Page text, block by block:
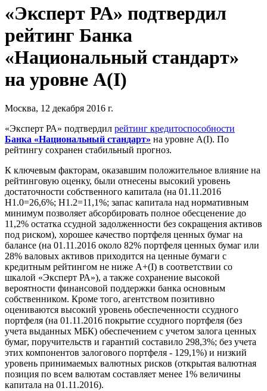
«Эксперт РА» подтвердил
рейтинг Банка
«Национальный стандарт»
на уровне A(I)
Москва, 12 декабря 2016 г.
«Эксперт РА» подтвердил рейтинг кредитоспособности
Банка «Национальный стандарт» на уровне A(I). По
рейтингу сохранен стабильный прогноз.
К ключевым факторам, оказавшим положительное влияние на
рейтинговую оценку, были отнесены высокий уровень
достаточности собственного капитала (на 01.11.2016
Н1.0=26,6%; Н1.2=11,1%; запас капитала над нормативным
минимум позволяет абсорбировать полное обесценение до
11,2% остатка ссудной задолженности без сокращения активов
под риском), хорошее качество портфеля ценных бумаг на
балансе (на 01.11.2016 около 82% портфеля ценных бумаг или
28% валовых активов приходится на ценные бумаги с
кредитным рейтингом не ниже A+(I) в соответствии со
шкалой «Эксперт РА»), а также сохранение высокой
вероятности финансовой поддержки банка основным
собственником. Кроме того, агентством позитивно
оцениваются высокий уровень обеспеченности ссудного
портфеля (на 01.11.2016 покрытие ссудного портфеля (без
учета выданных МБК) обеспечением с учетом залога ценных
бумаг, поручительств и гарантий составило 298,3%; без учета
этих компонентов залогового портфеля - 129,1%) и низкий
уровень принимаемых валютных рисков (открытая валютная
позиция по всем валютам составляет менее 1% величины
капитала на 01.11.2016).